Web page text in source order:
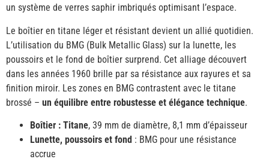
un système de verres saphir imbriqués optimisant l’espace.
Le boîtier en titane léger et résistant devient un allié quotidien.
L’utilisation du BMG (Bulk Metallic Glass) sur la lunette, les
poussoirs et le fond de boîtier surprend. Cet alliage découvert
dans les années 1960 brille par sa résistance aux rayures et sa
finition miroir. Les zones en BMG contrastent avec le titane
brossé – un équilibre entre robustesse et élégance technique.
Boîtier : Titane, 39 mm de diamètre, 8,1 mm d’épaisseur
Lunette, poussoirs et fond : BMG pour une résistance
accrue